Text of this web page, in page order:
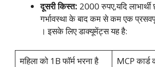
दूसरी किस्त: 2000 रुपए,यदि
गर्भावस्था के बाद कम से कम एक
। इसके लिए डाक्यूमेंट्स यह है:
महिला को 1B फॉर्म भरना है MCP कार्ड